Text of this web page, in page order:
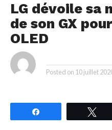
LG dévoile sa
de son GX
OLED
Posted on 10 juillet